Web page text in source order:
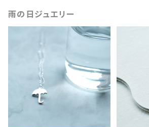
雨の日ジュエリー